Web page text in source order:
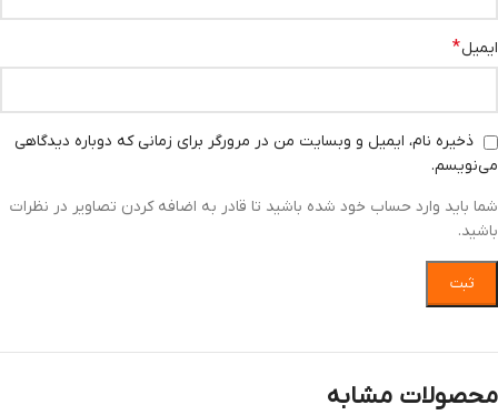
ایمیل*
ذخیره نام، ایمیل و وبسایت من در مرورگر برای زمانی که دوباره دیدگاهی
می‌نویسم.
شما باید وارد حساب خود شده باشید تا قادر به اضافه کردن تصاویر در نظرات
باشید.
محصولات مشابه